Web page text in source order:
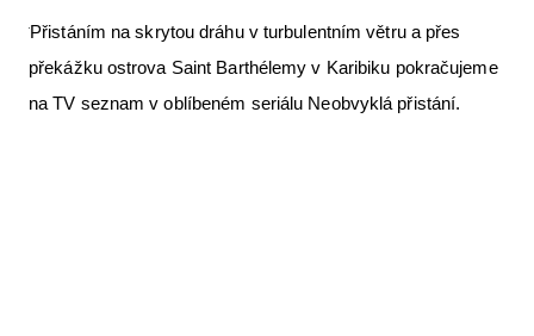
Přistáním na skrytou dráhu v turbulentním větru a přes
překážku ostrova Saint Barthélemy v Karibiku pokračujeme
na TV seznam v oblíbeném seriálu Neobvyklá přistání.
Pro piloty
Série & speciály